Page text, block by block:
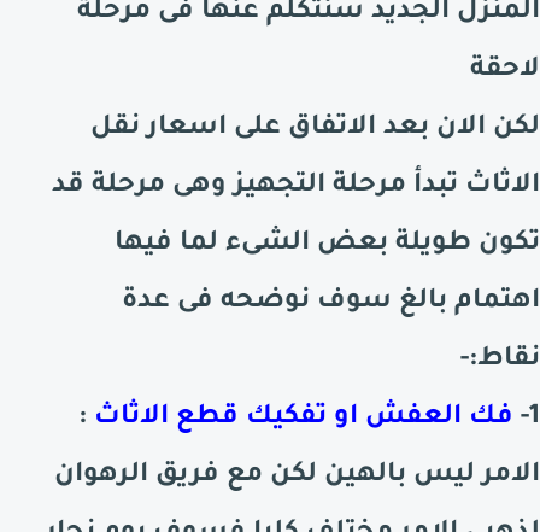
المنزل الجديد سنتكلم عنها فى مرحلة
لاحقة
لكن الان بعد الاتفاق على اسعار نقل
الاثاث تبدأ مرحلة التجهيز وهى مرحلة قد
تكون طويلة بعض الشىء لما فيها
اهتمام بالغ سوف نوضحه فى عدة
نقاط:-
1-
فك العفش او تفكيك قطع الاثاث :
الامر ليس بالهين لكن مع فريق الرهوان